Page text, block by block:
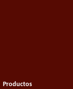
Productos